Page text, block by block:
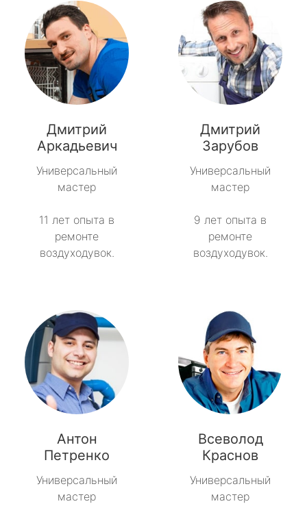
Рябово
Свирьстрой
Сиверский
Синявино
Советский
Тайцы
Толмачёво
Фёдоровское
Форносово
Янино-1
Дмитрий
Аркадьевич
Универсальный
мастер
11 лет опыта в
ремонте
воздуходувок.
Дмитрий
Зарубов
Универсальный
мастер
9 лет опыта в
ремонте
воздуходувок.
Антон
Петренко
Универсальный
мастер
Всеволод
Краснов
Универсальный
мастер